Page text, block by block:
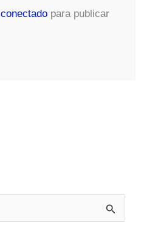
conectadopara publicar